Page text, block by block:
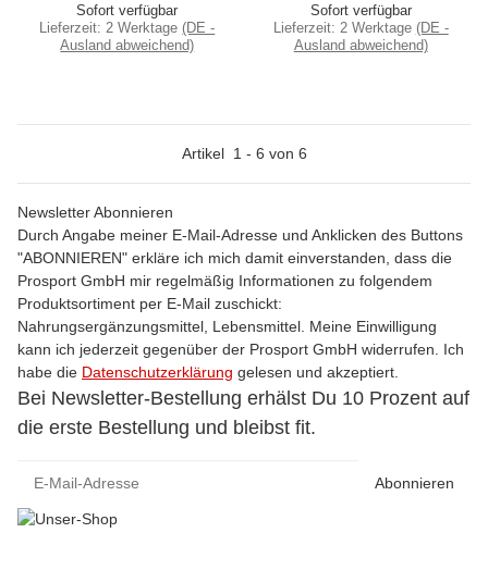
Sofort verfügbar
Lieferzeit: 2 Werktage(DE -
Ausland abweichend)
Sofort verfügbar
Lieferzeit: 2 Werktage (DE -
Ausland abweichend)
Artikel 1 - 6 von 6
Newsletter Abonnieren
Durch Angabe meiner E-Mail-Adresse und Anklicken des Buttons
"ABONNIEREN" erkläre ich mich damit einverstanden, dass die
Prosport GmbH mir regelmäßig Informationen zu folgendem
Produktsortiment per E-Mail zuschickt:
Nahrungsergänzungsmittel, Lebensmittel. Meine Einwilligung
kann ich jederzeit gegenüber der Prosport GmbH widerrufen. Ich
habe die Datenschutzerklärung gelesen und akzeptiert.
Bei Newsletter-Bestellung erhälst Du 10 Prozent auf
die erste Bestellung und bleibst fit.
Abonnieren